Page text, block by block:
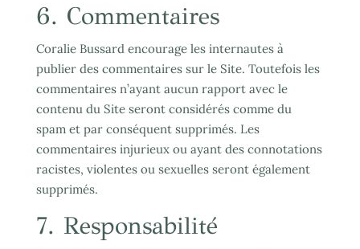
6. Commentaires
Coralie Bussard encourage les internautes à
publier des commentaires sur le Site. Toutefois les
commentaires n’ayant aucun rapport avec le
contenu du Site seront considérés comme du
spam et par conséquent supprimés. Les
commentaires injurieux ou ayant des connotations
racistes, violentes ou sexuelles seront également
supprimés.
7. Responsabilité